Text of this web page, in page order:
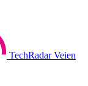
TechRadar Veien